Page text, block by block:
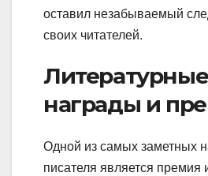
оставил незабываемый
своих читателей.
Литературные
награды и
Одной из самых заметных
писателя является